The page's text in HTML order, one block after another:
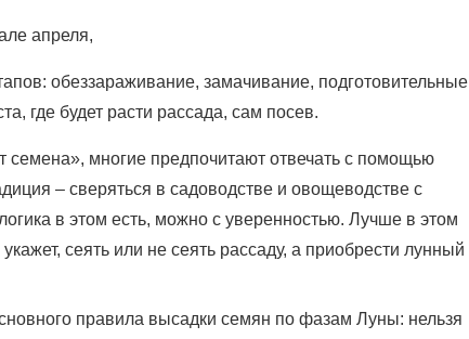
апреля,
обеззараживание, замачивание, подготовительные
где будет расти рассада, сам посев.
семена», многие предпочитают отвечать с помощью
– сверяться в садоводстве и овощеводстве с
в этом есть, можно с уверенностью. Лучше в этом
сеять или не сеять рассаду, а приобрести лунный
правила высадки семян по фазам Луны: нельзя